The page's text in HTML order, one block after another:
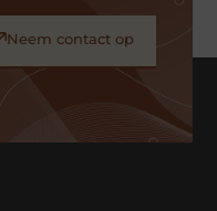
Neem contact op